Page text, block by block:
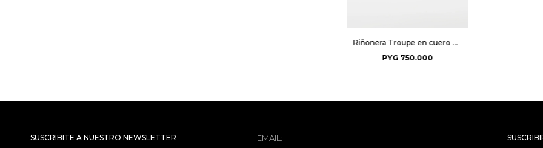
Riñonera Troupe en cuero metalizado - Peltre Niquel
PYG 750.000
SUSCRIBITE A NUESTRO NEWSLETTER